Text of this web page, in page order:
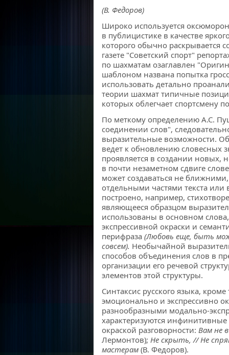
(В. Федоров)
Широко используется
в публицистике в качестве
которого обычно раскрывается
газете "Советский спорт"
по шахматам озаглавлен
шаблоном названа попытка
использовать детально
теории шахмат типичные
которых облегчает спортсмену
По меткому определению А.С.
соединении слов",
выразительные возможности.
ведет к обновлению словесных
проявляется в создании новых,
в почти незаметном сдвиге
может создаваться не
отдельными частями текста или
построено, например,
являющееся образцом
использованы в основном
экспрессивной окраски и
перифраза (Любовь еще, быть
совсем). Необычайной
способов объединения слов в
организации его речевой
элементов этой структуры.
Синтаксис русского языка,
эмоционально и экспрессивно
разнообразными модально-
характеризуются
окраской разговорности: Вам не
Лермонтов); Не скрыть, // Не
мастерам (В. Федоров).